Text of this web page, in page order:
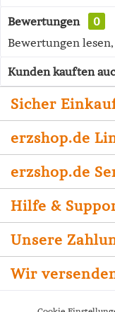
Bewertungen
0
Bewertungen
Kunden kauften
Sicher
erzshop.de
erzshop.de
Hilfe &
Unsere
Wir